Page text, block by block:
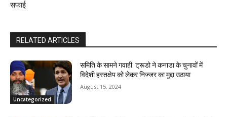
सफाई
RELATED ARTICLES
Uncategorized
समिति के सामने गवाही: ट्रूडो ने कनाडा के चुनावों में
विदेशी हस्तक्षेप को लेकर निज्जर का मुद्दा उठाया
August 15, 2024